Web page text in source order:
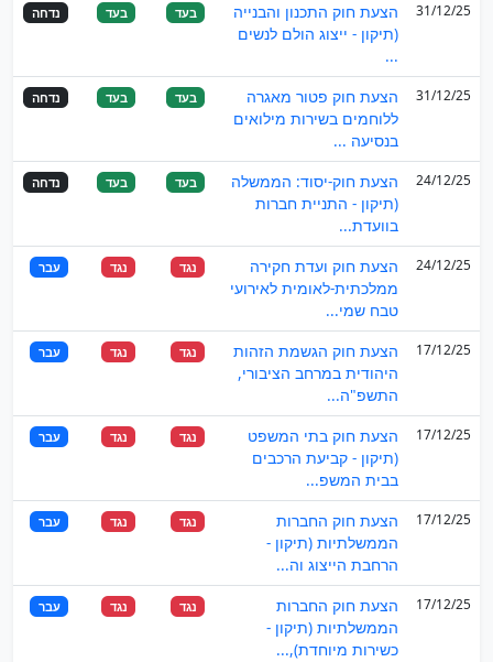
31/12/25
הצעת חוק התכנון והבנייה
(תיקון - ייצוג הולם לנשים
...
בעד בעד נדחה
31/12/25
הצעת חוק פטור מאגרה
ללוחמים בשירות מילואים
בנסיעה ...
בעד בעד נדחה
24/12/25
הצעת חוק-יסוד: הממשלה
(תיקון - התניית חברות
בוועדת...
בעד בעד נדחה
24/12/25
הצעת חוק ועדת חקירה
ממלכתית-לאומית לאירועי
טבח שמי...
נגד נגד עבר
17/12/25
הצעת חוק הגשמת הזהות
היהודית במרחב הציבורי,
התשפ"ה...
נגד נגד עבר
17/12/25
הצעת חוק בתי המשפט
(תיקון - קביעת הרכבים
בבית המשפ...
נגד נגד עבר
17/12/25
הצעת חוק החברות
הממשלתיות (תיקון -
הרחבת הייצוג וה...
נגד נגד עבר
17/12/25
הצעת חוק החברות
הממשלתיות (תיקון -
כשירות מיוחדת),...
נגד נגד עבר